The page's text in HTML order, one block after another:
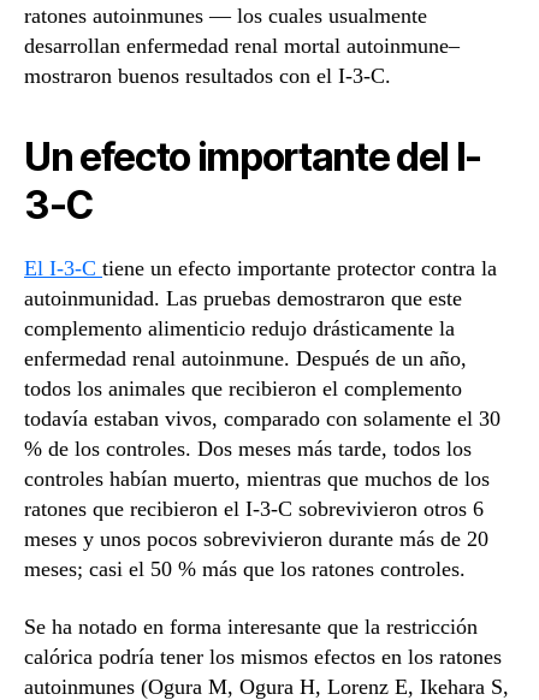
ratones autoinmunes — los cuales usualmente
desarrollan enfermedad renal mortal autoinmune–
mostraron buenos resultados con el I-3-C.
Un efecto importante del I-
3-C
El I-3-C tiene un efecto importante protector contra la
autoinmunidad. Las pruebas demostraron que este
complemento alimenticio redujo drásticamente la
enfermedad renal autoinmune. Después de un año,
todos los animales que recibieron el complemento
todavía estaban vivos, comparado con solamente el 30
% de los controles. Dos meses más tarde, todos los
controles habían muerto, mientras que muchos de los
ratones que recibieron el I-3-C sobrevivieron otros 6
meses y unos pocos sobrevivieron durante más de 20
meses; casi el 50 % más que los ratones controles.
Se ha notado en forma interesante que la restricción
calórica podría tener los mismos efectos en los ratones
autoinmunes (Ogura M, Ogura H, Lorenz E, Ikehara S,